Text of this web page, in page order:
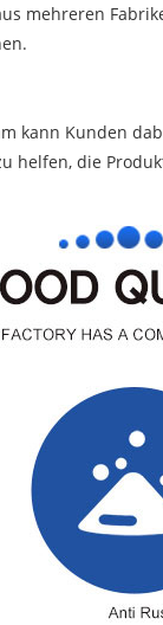
mehreren
kann Kunden
helfen, die